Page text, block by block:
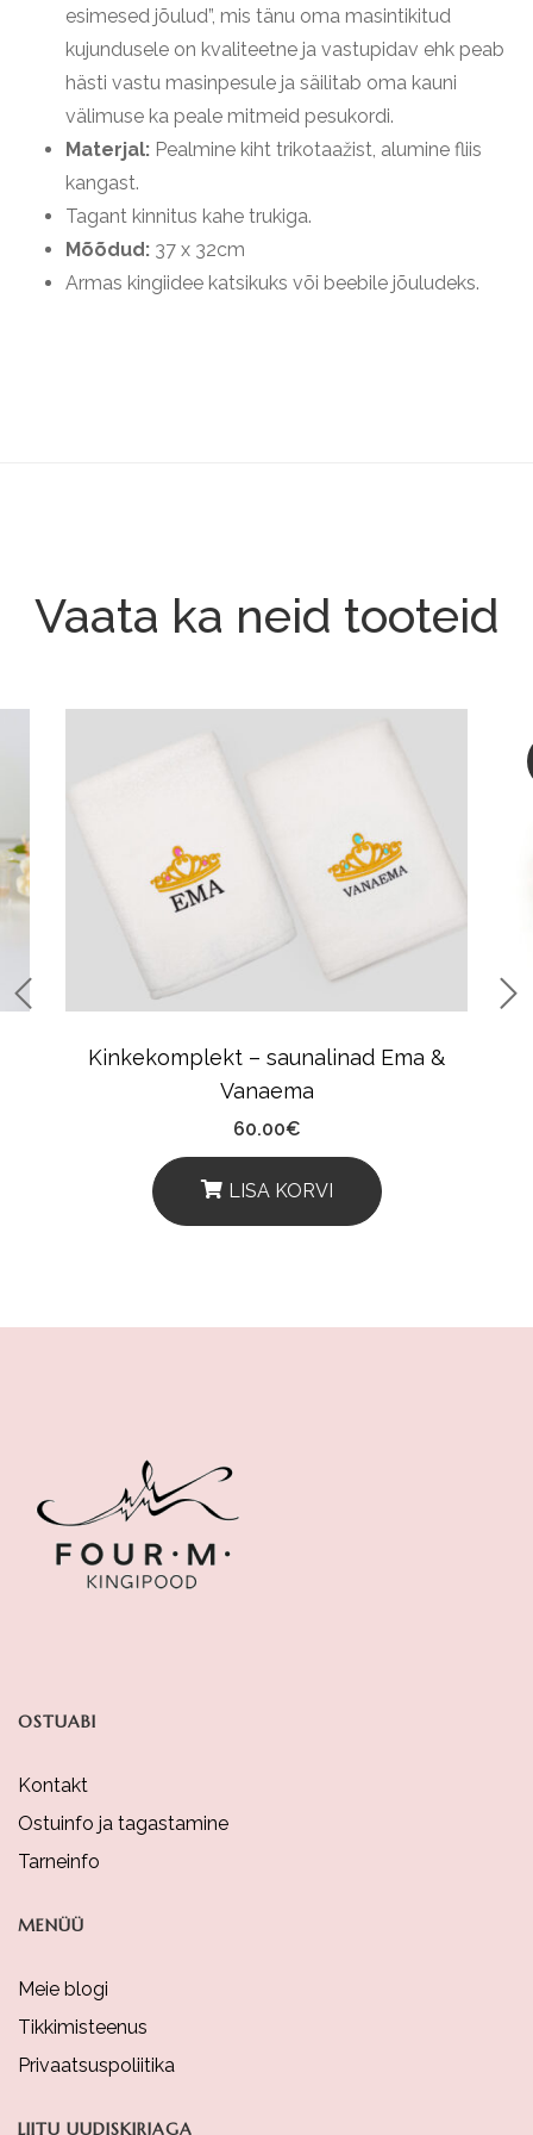
esimesed jõulud”, mis tänu oma masintikitud
kujundusele on kvaliteetne ja vastupidav ehk peab
hästi vastu masinpesule ja säilitab oma kauni
välimuse ka peale mitmeid pesukordi.
Materjal: Pealmine kiht trikotaažist, alumine fliis
kangast.
Tagant kinnitus kahe trukiga.
Mõõdud: 37 x 32cm
Armas kingiidee katsikuks või beebile jõuludeks.
Vaata ka neid tooteid
Kinkekomplekt – saunalinad Ema &
Vanaema
60.00€
LISA KORVI
OSTUABI
Kontakt
Ostuinfo ja tagastamine
Tarneinfo
MENÜÜ
Meie blogi
Tikkimisteenus
Privaatsuspoliitika
LIITU UUDISKIRJAGA